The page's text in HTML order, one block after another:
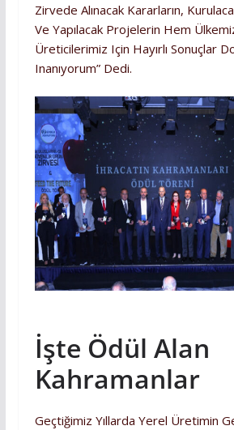
Zirvede Alınacak Kararların,
Ve Yapılacak Projelerin Hem
Üreticilerimiz Için Hayırlı Sonuçlar
Inanıyorum” Dedi.
İşte Ödül Alan
Kahramanlar
Geçtiğimiz Yıllarda Yerel Üretimin